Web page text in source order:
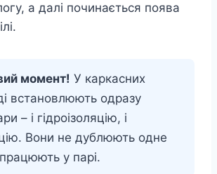
а далі починається поява
момент! У каркасних
встановлюють одразу
– і гідроізоляцію, і
Вони не дублюють одне
у парі.